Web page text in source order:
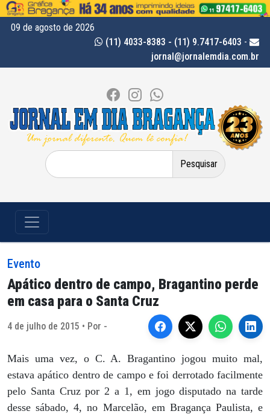
09 de agosto de 2026
(11) 4033-8383 - (11) 9.7417-6403 -
jornal@jornalemdia.com.br
Pesquisar
por:
Evento
Apático dentro de campo, Bragantino perde
em casa para o Santa Cruz
4 de julho de 2015 • Por -
Mais uma vez, o C. A. Bragantino jogou muito mal,
estava apático dentro de campo e foi derrotado facilmente
pelo Santa Cruz por 2 a 1, em jogo disputado na tarde
desse sábado, 4, no Marcelão, em Bragança Paulista, e